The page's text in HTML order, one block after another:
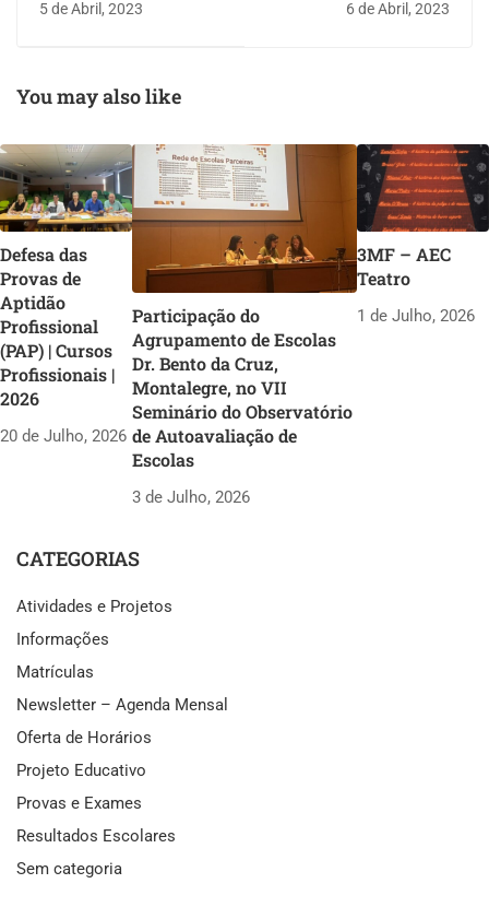
5 de Abril, 2023 6 de Abril, 2023
You may also like
Defesa das
Provas de
Aptidão
Profissional
(PAP) | Cursos
Profissionais |
2026
20 de Julho, 2026
Participação do
Agrupamento de Escolas
Dr. Bento da Cruz,
Montalegre, no VII
Seminário do Observatório
de Autoavaliação de
Escolas
3 de Julho, 2026
3MF – AEC
Teatro
1 de Julho, 2026
CATEGORIAS
Atividades e Projetos
Informações
Matrículas
Newsletter – Agenda Mensal
Oferta de Horários
Projeto Educativo
Provas e Exames
Resultados Escolares
Sem categoria